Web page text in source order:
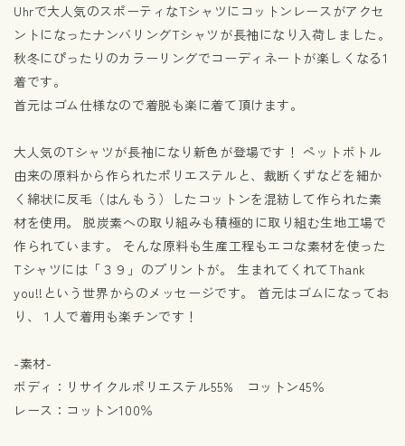
Uhrで大人気のスポーティなTシャツにコットンレースがアクセ
ントになったナンバリングTシャツが長袖になり入荷しました。
秋冬にぴったりのカラーリングでコーディネートが楽しくなる1
着です。
首元はゴム仕様なので着脱も楽に着て頂けます。
大人気のTシャツが長袖になり新色が登場です！ ペットボトル
由来の原料から作られたポリエステルと、裁断くずなどを細か
く綿状に反毛（はんもう）したコットンを混紡して作られた素
材を使用。 脱炭素への取り組みも積極的に取り組む生地工場で
作られています。 そんな原料も生産工程もエコな素材を使った
Tシャツには「３９」のプリントが。 生まれてくれてThank
you!!という世界からのメッセージです。 首元はゴムになってお
り、１人で着用も楽チンです！
-素材-
ボディ：リサイクルポリエステル55% コットン45％
レース：コットン100％